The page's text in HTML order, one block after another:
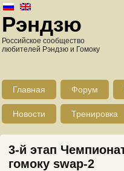
Рэндзю
Российское сообщество
любителей Рэндзю и Гомоку
Главная Форум
Новости Тренировка
3-й этап
гомоку swap-2